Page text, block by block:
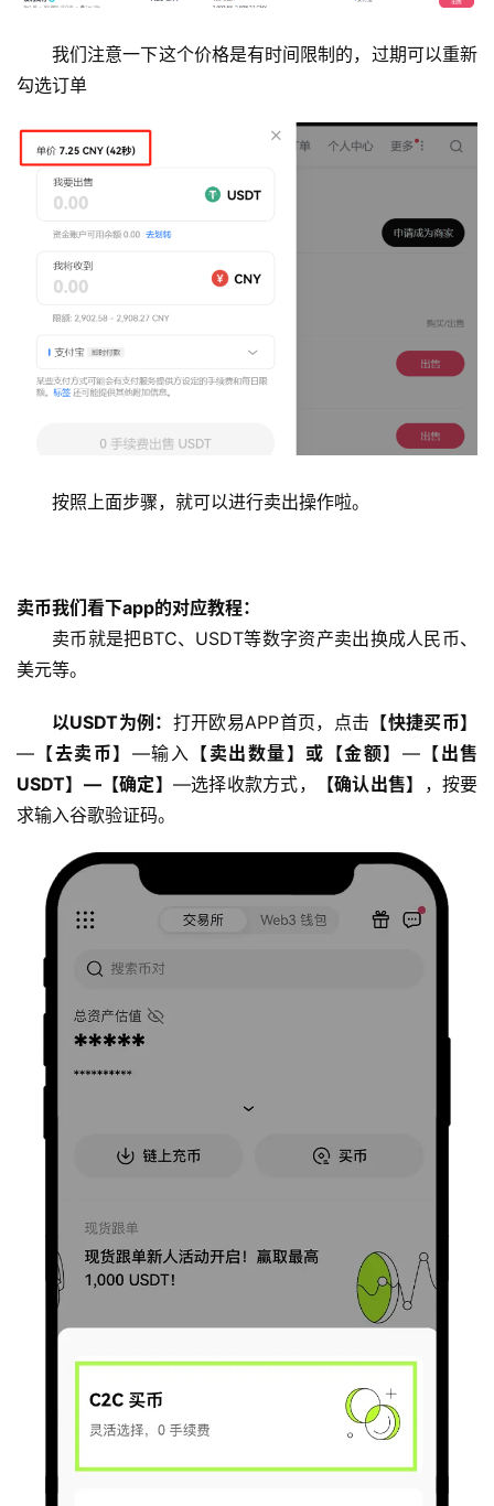
我们注意一下这个价格是有时间限制的，过期可以重新
勾选订单
按照上面步骤，就可以进行卖出操作啦。
卖币我们看下app的对应教程：
卖币就是把BTC、USDT等数字资产卖出换成人民币、
美元等。
以USDT为例： 打开欧易APP首页，点击 【快捷买币】
— 【去卖币】 —输入 【卖出数量】或【金额】 —【出售
USDT】—【确定】 —选择收款方式， 【确认出售】
，按要
求输入谷歌验证码。